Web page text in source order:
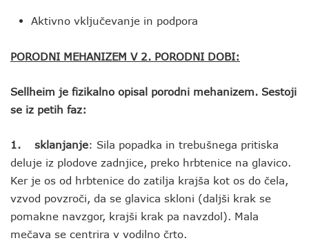
Aktivno vključevanje in podpora
PORODNI MEHANIZEM V 2. PORODNI DOBI:
Sellheim je fizikalno opisal porodni mehanizem. Sestoji
se iz petih faz:
1. sklanjanje: Sila popadka in trebušnega pritiska
deluje iz plodove zadnjice, preko hrbtenice na glavico.
Ker je os od hrbtenice do zatilja krajša kot os do čela,
vzvod povzroči, da se glavica skloni (daljši krak se
pomakne navzgor, krajši krak pa navzdol). Mala
mečava se centrira v vodilno črto.